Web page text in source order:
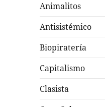
Animalitos
Antisistémico
Biopiratería
Capitalismo
Clasista